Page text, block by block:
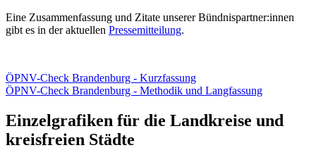
Eine Zusammenfassung und Zitate unserer Bündnispartner:innen
gibt es in der aktuellen Pressemitteilung.
ÖPNV-Check Brandenburg - Kurzfassung
ÖPNV-Check Brandenburg - Methodik und Langfassung
Einzelgrafiken für die Landkreise und
kreisfreien Städte